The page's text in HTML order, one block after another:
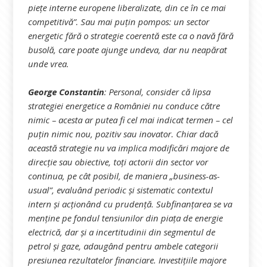
piețe interne europene liberalizate, din ce în ce mai
competitivă”. Sau mai puțin pompos: un sector
energetic fără o strategie coerentă este ca o navă fără
busolă, care poate ajunge undeva, dar nu neapărat
unde vrea.
George Constantin: Personal, consider că lipsa
strategiei energetice a României nu conduce către
nimic – acesta ar putea fi cel mai indicat termen – cel
puțin nimic nou, pozitiv sau inovator. Chiar dacă
această strategie nu va implica modificări majore de
direcție sau obiective, toți actorii din sector vor
continua, pe cât posibil, de maniera „business-as-
usual”, evaluând periodic și sistematic contextul
intern și acționând cu prudență. Subfinanțarea se va
menține pe fondul tensiunilor din piața de energie
electrică, dar și a incertitudinii din segmentul de
petrol și gaze, adaugând pentru ambele categorii
presiunea rezultatelor financiare. Investițiile majore